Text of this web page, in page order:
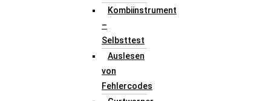
Kombiinstrument
–
Selbsttest
Auslesen
von
Fehlercodes